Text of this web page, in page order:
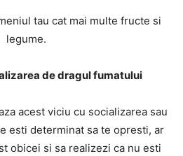
tau cat mai multe fructe si
legume.
de dragul fumatului
acest viciu cu socializarea sau
esti determinat sa te opresti, ar
obicei si sa realizezi ca nu esti